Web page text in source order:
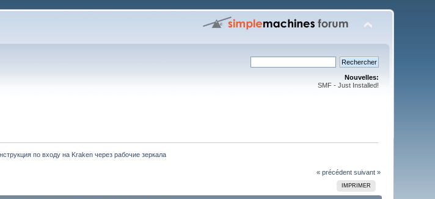
Nouvelles:
SMF - Just Installed!
по входу на Kraken через рабочие зеркала
« précédent suivant »
IMPRIMER